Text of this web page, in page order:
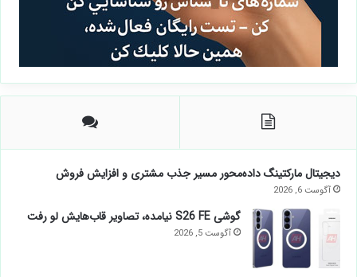
دیجیتال مارکتینگ داده‌محور مسیر جذب مشتری و افزایش فروش
آگوست 6, 2026
گوشی S26 FE نیامده، تصاویر قاب‌هایش لو رفت
آگوست 5, 2026